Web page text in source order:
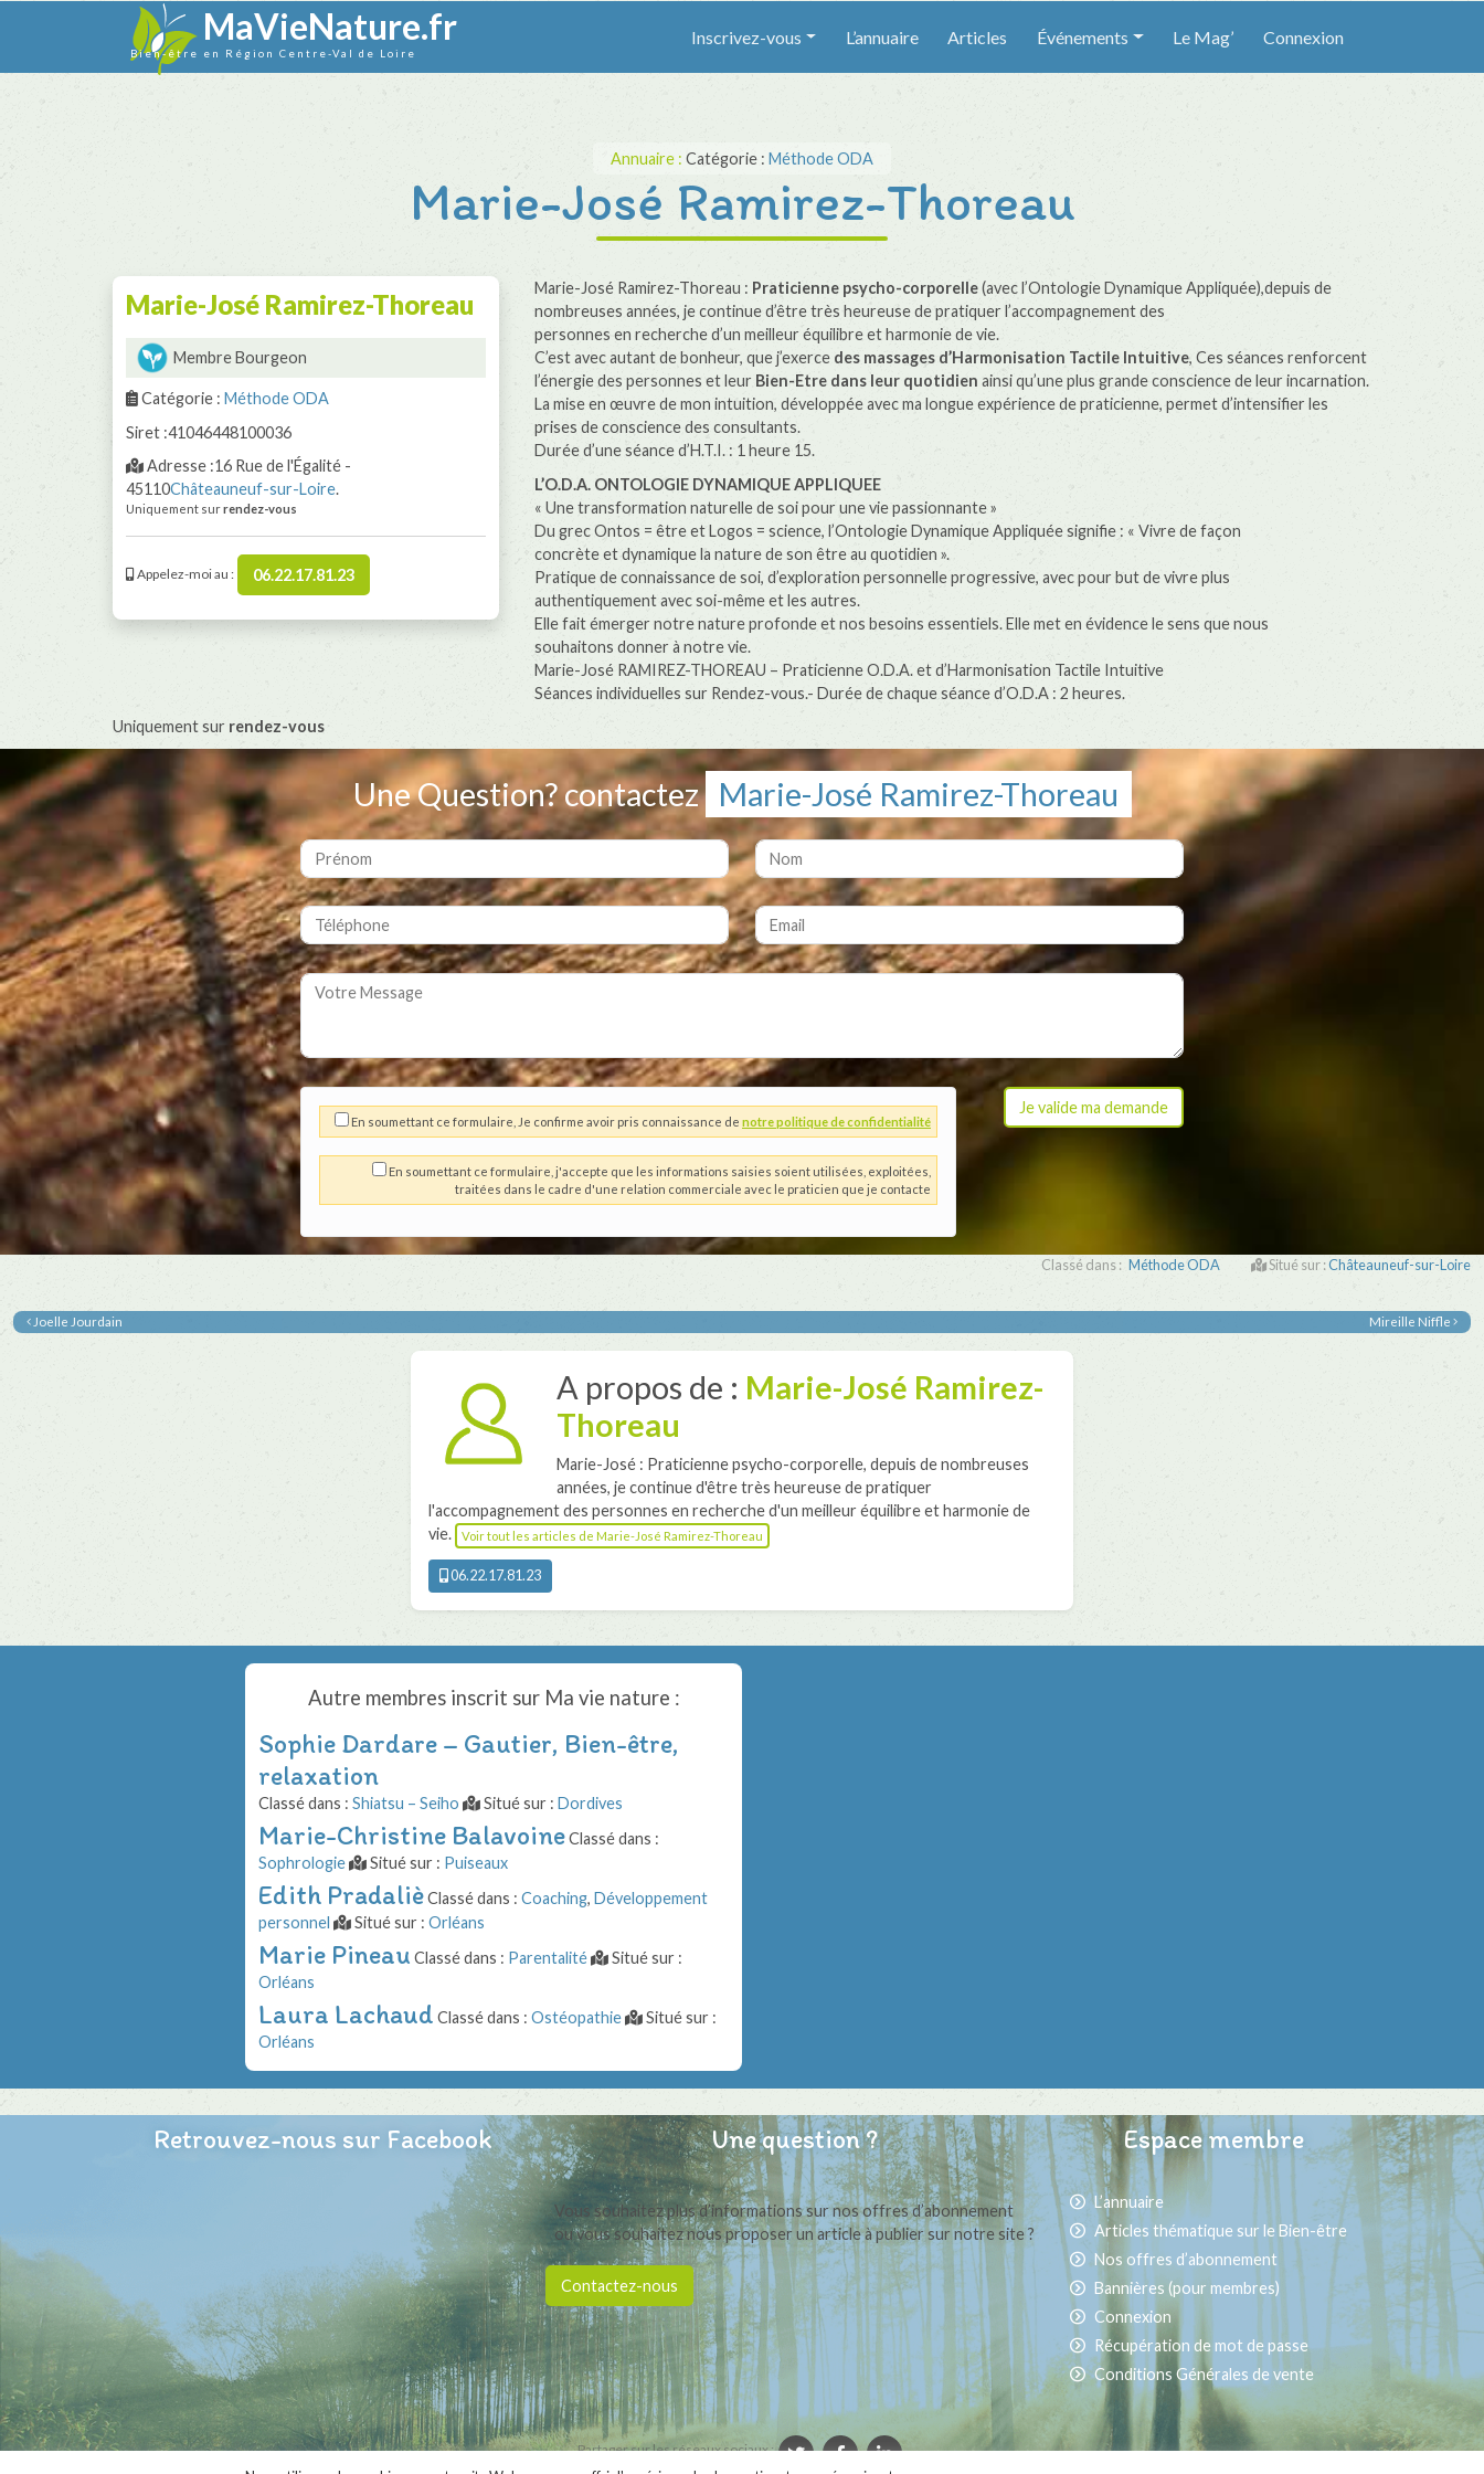
MaVieNature.fr
Bien-être en Région Centre-Val de Loire
Inscrivez-vous L’annuaire Articles Événements Le Mag’ Connexion
Annuaire : Catégorie : Méthode ODA
Marie-José Ramirez-Thoreau
Marie-José Ramirez-Thoreau
Membre Bourgeon
Catégorie : Méthode ODA
Siret :41046448100036
Adresse :16 Rue de l'Égalité -
45110Châteauneuf-sur-Loire.
Uniquement surrendez-vous
Appelez-moi au : 06.22.17.81.23
Marie-José Ramirez-Thoreau : Praticienne psycho-corporelle(avec l’Ontologie Dynamique Appliquée),depuis de
nombreuses années, je continue d’être très heureuse de pratiquer l’accompagnement des
personnes en recherche d’un meilleur équilibre et harmonie de vie.
C’est avec autant de bonheur, que j’exerce des massages d’Harmonisation Tactile Intuitive, Ces séances renforcent
l’énergie des personnes et leur Bien-Etre dans leur quotidien ainsi qu’une plus grande conscience de leur incarnation.
La mise en œuvre de mon intuition, développée avec ma longue expérience de praticienne, permet d’intensifier les
prises de conscience des consultants.
Durée d’une séance d’H.T.I. : 1 heure 15.
L’O.D.A. ONTOLOGIE DYNAMIQUE APPLIQUEE
« Une transformation naturelle de soi pour une vie passionnante »
Du grec Ontos = être et Logos = science, l’Ontologie Dynamique Appliquée signifie : « Vivre de façon
concrète et dynamique la nature de son être au quotidien ».
Pratique de connaissance de soi, d’exploration personnelle progressive, avec pour but de vivre plus
authentiquement avec soi-même et les autres.
Elle fait émerger notre nature profonde et nos besoins essentiels. Elle met en évidence le sens que nous
souhaitons donner à notre vie.
Marie-José RAMIREZ-THOREAU – Praticienne O.D.A. et d’Harmonisation Tactile Intuitive
Séances individuelles sur Rendez-vous.- Durée de chaque séance d’O.D.A : 2 heures.
Uniquement sur rendez-vous
Une Question? contactez Marie-José Ramirez-Thoreau
En soumettant ce formulaire, Je confirme avoir pris connaissance de notre politique de confidentialité
En soumettant ce formulaire, j'accepte que les informations saisies soient utilisées, exploitées,
traitées dans le cadre d'une relation commerciale avec le praticien que je contacte
Classé dans : Méthode ODA Situé sur :Châteauneuf-sur-Loire
Joelle Jourdain Mireille Niffle
A propos de : Marie-José Ramirez-
Thoreau
Marie-José : Praticienne psycho-corporelle, depuis de nombreuses
années, je continue d'être très heureuse de pratiquer
l'accompagnement des personnes en recherche d'un meilleur équilibre et harmonie de
vie.
Voir tout les articles de Marie-José Ramirez-Thoreau
06.22.17.81.23
Autre membres inscrit sur Ma vie nature :
Sophie Dardare – Gautier, Bien-être,
relaxation
Classé dans : Shiatsu – Seiho Situé sur : Dordives
Marie-Christine BalavoineClassé dans :
Sophrologie
Situé sur : Puiseaux
Edith PradalièClassé dans : Coaching, Développement
personnel
Situé sur : Orléans
Marie Pineau Classé dans : Parentalité
Situé sur :
Orléans
Laura Lachaud Classé dans : Ostéopathie
Situé sur :
Orléans
Retrouvez-nous sur Facebook Une question ?
Vous souhaitez plus d’informations sur nos offres d’abonnement
ou vous souhaitez nous proposer un article à publier sur notre site ?
Contactez-nous
Espace membre
L’annuaire
Articles thématique sur le Bien-être
Nos offres d’abonnement
Bannières (pour membres)
Connexion
Récupération de mot de passe
Conditions Générales de vente
Partager sur les réseaux sociaux :